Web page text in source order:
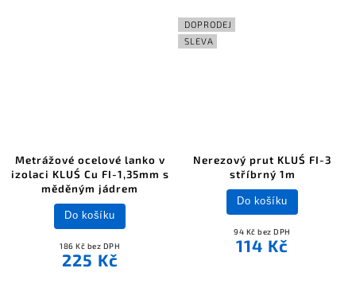
Metrážové ocelové lanko v
izolaci KLUŚ Cu FI-1,35mm s
měděným jádrem
186 Kč bez DPH
225 Kč
Do košíku
DOPRODEJ
SLEVA
Nerezový prut KLUŚ FI-3
stříbrný 1m
94 Kč bez DPH
114 Kč
Do košíku